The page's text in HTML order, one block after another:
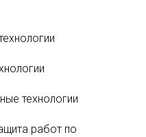
технологии
работ по